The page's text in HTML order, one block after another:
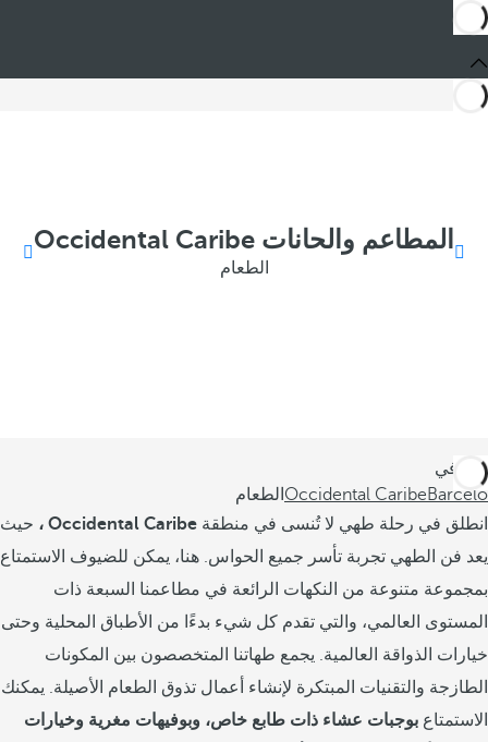
المطاعم والحانات Occidental Caribe
الطعام
أنت في
Barceló
Occidental Caribe الطعام
انطلق في رحلة طهي لا تُنسى في منطقة Occidental Caribe ،
حيث
يعد فن الطهي تجربة تأسر جميع الحواس. هنا، يمكن للضيوف الاستمتاع
بمجموعة متنوعة من النكهات الرائعة في مطاعمنا السبعة ذات
المستوى العالمي، والتي تقدم كل شيء بدءًا من الأطباق المحلية وحتى
خيارات الذواقة العالمية. يجمع طهاتنا المتخصصون بين المكونات
الطازجة والتقنيات المبتكرة لإنشاء أعمال تذوق الطعام الأصيلة. يمكنك
الاستمتاع بوجبات عشاء ذات طابع خاص، وبوفيهات مغرية وخيارات